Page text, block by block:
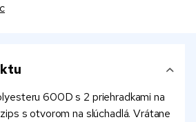
600D s 2 priehradkami na
s otvorom na slúchadlá. Vrátane